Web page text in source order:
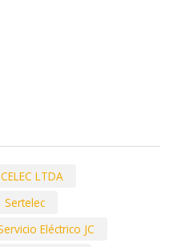
LTDA
Sertelec
Eléctrico JC